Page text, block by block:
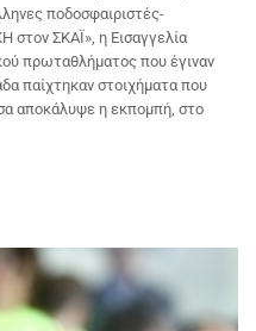
ποδοσφαιριστές-
ΣΚΑΪ», η Εισαγγελία
πρωταθλήματος που έγιναν
παίχτηκαν στοιχήματα που
αποκάλυψε η εκπομπή, στο